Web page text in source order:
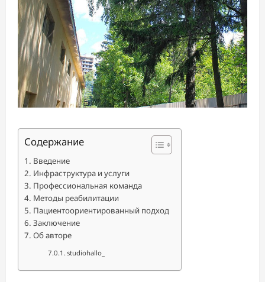
Содержание
Введение
Инфраструктура и услуги
Профессиональная команда
Методы реабилитации
Пациентоориентированный подход
Заключение
Об авторе
studiohallo_